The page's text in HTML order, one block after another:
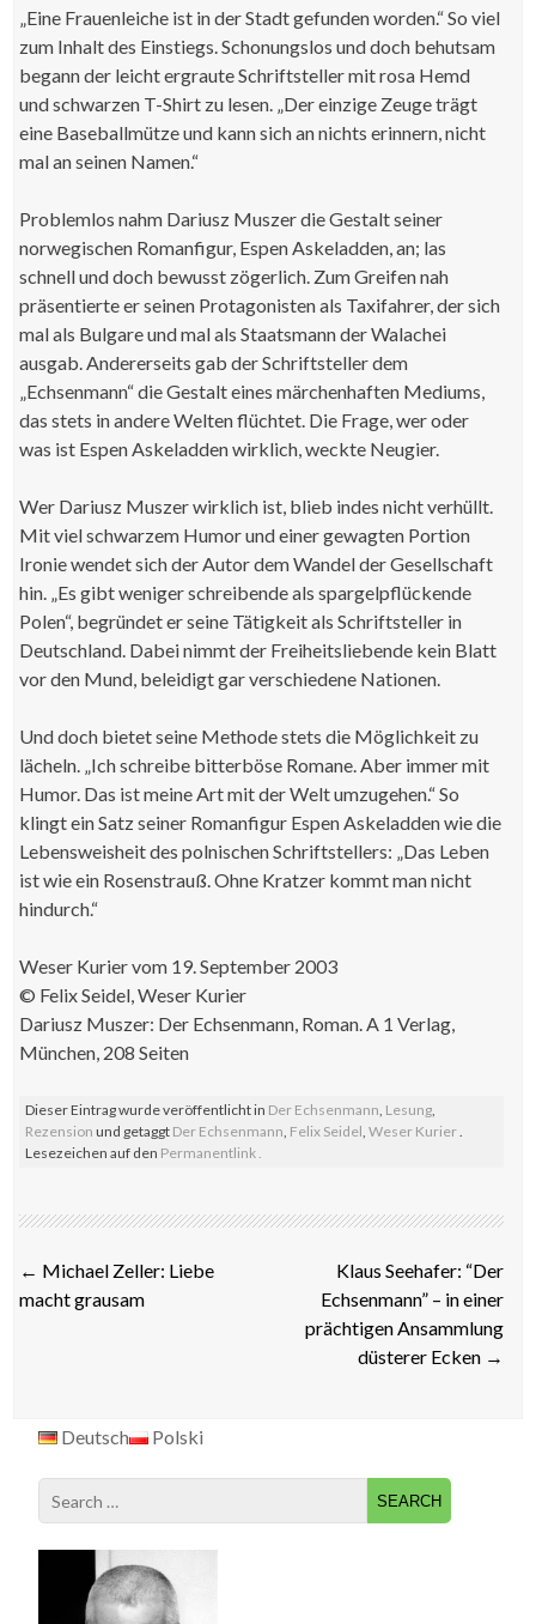
„Eine Frauenleiche ist in der Stadt gefunden worden.“ So viel
zum Inhalt des Einstiegs. Schonungslos und doch behutsam
begann der leicht ergraute Schriftsteller mit rosa Hemd
und schwarzen T-Shirt zu lesen. „Der einzige Zeuge trägt
eine Baseballmütze und kann sich an nichts erinnern, nicht
mal an seinen Namen.“
Problemlos nahm Dariusz Muszer die Gestalt seiner
norwegischen Romanfigur, Espen Askeladden, an; las
schnell und doch bewusst zögerlich. Zum Greifen nah
präsentierte er seinen Protagonisten als Taxifahrer, der sich
mal als Bulgare und mal als Staatsmann der Walachei
ausgab. Andererseits gab der Schriftsteller dem
„Echsenmann“ die Gestalt eines märchenhaften Mediums,
das stets in andere Welten flüchtet. Die Frage, wer oder
was ist Espen Askeladden wirklich, weckte Neugier.
Wer Dariusz Muszer wirklich ist, blieb indes nicht verhüllt.
Mit viel schwarzem Humor und einer gewagten Portion
Ironie wendet sich der Autor dem Wandel der Gesellschaft
hin. „Es gibt weniger schreibende als spargelpflückende
Polen“, begründet er seine Tätigkeit als Schriftsteller in
Deutschland. Dabei nimmt der Freiheitsliebende kein Blatt
vor den Mund, beleidigt gar verschiedene Nationen.
Und doch bietet seine Methode stets die Möglichkeit zu
lächeln. „Ich schreibe bitterböse Romane. Aber immer mit
Humor. Das ist meine Art mit der Welt umzugehen.“ So
klingt ein Satz seiner Romanfigur Espen Askeladden wie die
Lebensweisheit des polnischen Schriftstellers: „Das Leben
ist wie ein Rosenstrauß. Ohne Kratzer kommt man nicht
hindurch.“
Weser Kurier vom 19. September 2003
© Felix Seidel, Weser Kurier
Dariusz Muszer: Der Echsenmann, Roman. A 1 Verlag,
München, 208 Seiten
Dieser Eintrag wurde veröffentlicht in Der Echsenmann, Lesung,
Rezension und getaggt Der Echsenmann, Felix Seidel,Weser Kurier.
Lesezeichen auf den Permanentlink.
Post
navigation
← Michael Zeller: Liebe
macht grausam
Klaus Seehafer: “Der
Echsenmann” – in einer
prächtigen Ansammlung
düsterer Ecken →
Deutsch Polski
Search
for: